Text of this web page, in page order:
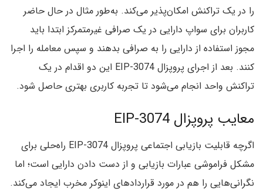
را در یک تراکنش امکان‌پذیر می‌کند. به‌طور مثال در حال حاضر
کاربران برای سواپ دارایی در یک صرافی غیرمتمرکز ابتدا باید
مجوز استفاده از دارایی‌ را به صرافی بدهند و سپس معامله را اجرا
کنند. بعد از اجرای پروپزال EIP-3074 این دو اقدام در یک
تراکنش واحد انجام می‌شود تا تجربه کاربری بهتری حاصل شود.
معایب پروپزال EIP-3074
اگرچه قابلیت بازیابی اجتماعی پروپزال EIP-3074 راه‌حلی برای
مشکل فراموشی عبارات بازیابی و از دست دادن دارایی‌ است؛ اما
نگرانی‌هایی را هم در مورد قراردادهای اینوکر مخرب ایجاد می‌کند.